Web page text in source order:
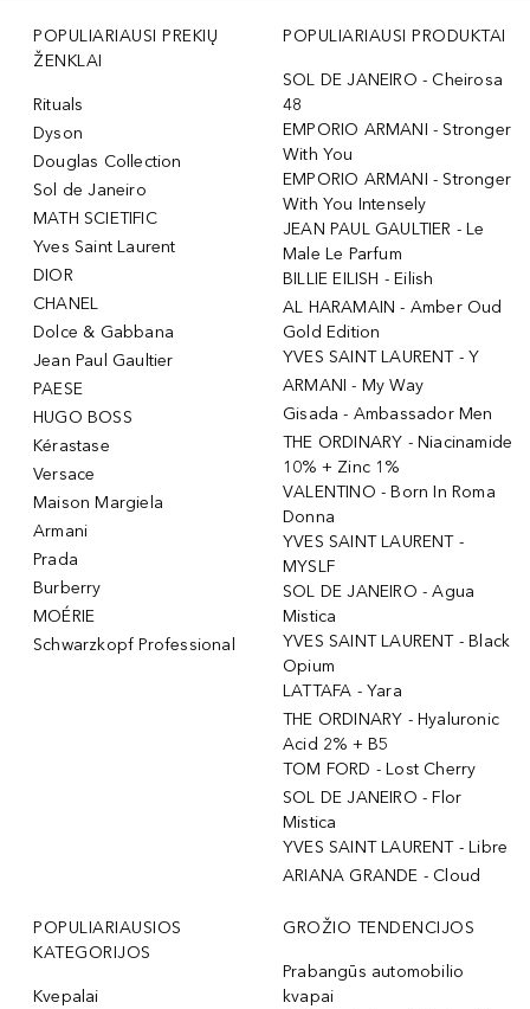
POPULIARIAUSI PREKIŲ
ŽENKLAI
Rituals
Dyson
Douglas Collection
Sol de Janeiro
MATH SCIETIFIC
Yves Saint Laurent
DIOR
CHANEL
Dolce & Gabbana
Jean Paul Gaultier
PAESE
HUGO BOSS
Kérastase
Versace
Maison Margiela
Armani
Prada
Burberry
MOÉRIE
Schwarzkopf Professional
POPULIARIAUSI PRODUKTAI
SOL DE JANEIRO - Cheirosa
48
EMPORIO ARMANI - Stronger
With You
EMPORIO ARMANI - Stronger
With You Intensely
JEAN PAUL GAULTIER - Le
Male Le Parfum
BILLIE EILISH - Eilish
AL HARAMAIN - Amber Oud
Gold Edition
YVES SAINT LAURENT - Y
ARMANI - My Way
Gisada - Ambassador Men
THE ORDINARY - Niacinamide
10% + Zinc 1%
VALENTINO - Born In Roma
Donna
YVES SAINT LAURENT -
MYSLF
SOL DE JANEIRO - Agua
Mistica
YVES SAINT LAURENT - Black
Opium
LATTAFA - Yara
THE ORDINARY - Hyaluronic
Acid 2% + B5
TOM FORD - Lost Cherry
SOL DE JANEIRO - Flor
Mistica
YVES SAINT LAURENT - Libre
ARIANA GRANDE - Cloud
POPULIARIAUSIOS
KATEGORIJOS
Kvepalai
GROŽIO TENDENCIJOS
Prabangūs automobilio
kvapai